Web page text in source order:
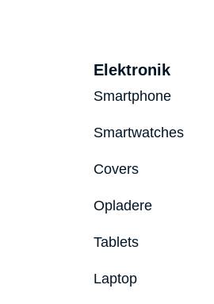
Elektronik
Smartphone
Smartwatches
Covers
Opladere
Tablets
Laptop